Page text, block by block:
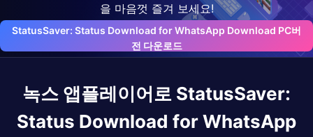
을 마음껏 즐겨 보세요!
StatusSaver: Status Download for WhatsApp Download PC버
전 다운로드
녹스 앱플레이어로 StatusSaver:
Status Download for WhatsApp